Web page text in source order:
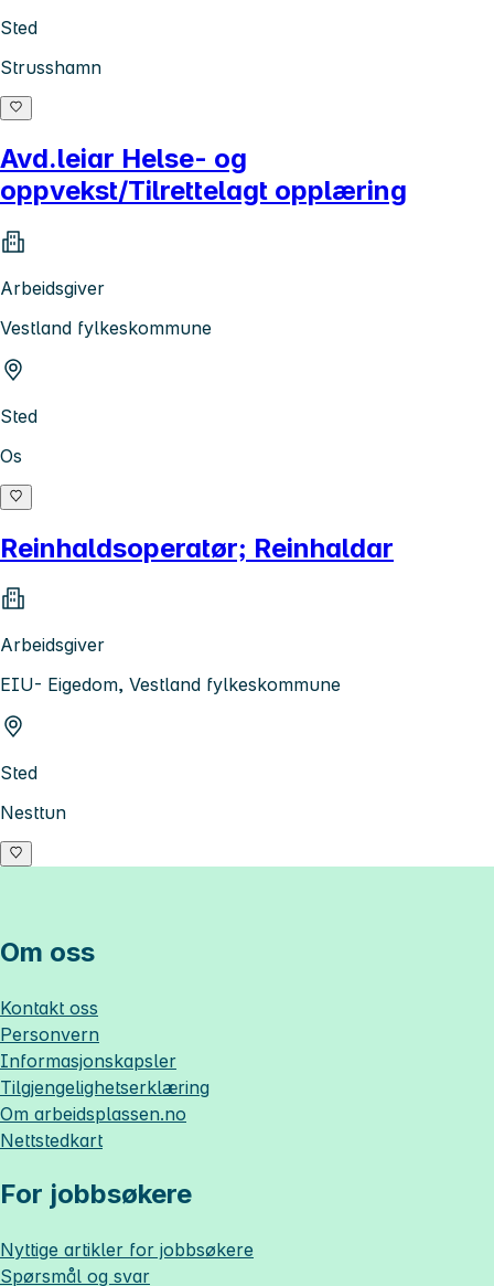
Sted
Strusshamn
Avd.leiar Helse- og
oppvekst/Tilrettelagt opplæring
Arbeidsgiver
Vestland fylkeskommune
Sted
Os
Reinhaldsoperatør; Reinhaldar
Arbeidsgiver
EIU- Eigedom, Vestland fylkeskommune
Sted
Nesttun
Om oss
Kontakt oss
Personvern
Informasjonskapsler
Tilgjengelighetserklæring
Om arbeidsplassen.no
Nettstedkart
For jobbsøkere
Nyttige artikler for jobbsøkere
Spørsmål og svar